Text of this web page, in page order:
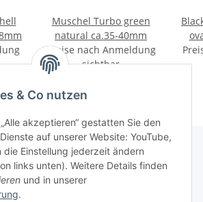
Muschel Turbo green
natural ca.35-40mm
Preise nach Anmeldung
sichtbar
& Co nutzen
akzeptieren“ gestatten Sie den
auf unserer Website: YouTube,
die Einstellung jederzeit ändern
links unten). Weitere Details finden
und in unserer
.